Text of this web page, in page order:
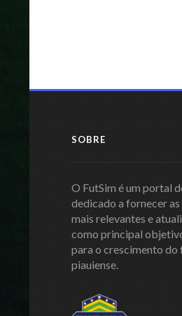
SOBRE
O FutSim é um portal
dedicado a fornecer
mais relevantes e
como principal
para o crescimento
piauiense.